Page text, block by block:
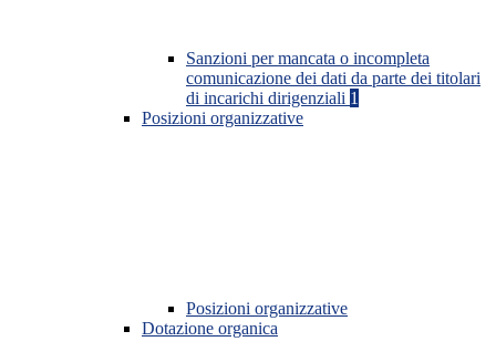
Sanzioni per mancata o incompleta
comunicazione dei dati da parte dei titolari
di incarichi dirigenziali 1
Posizioni organizzative
Posizioni organizzative
Dotazione organica